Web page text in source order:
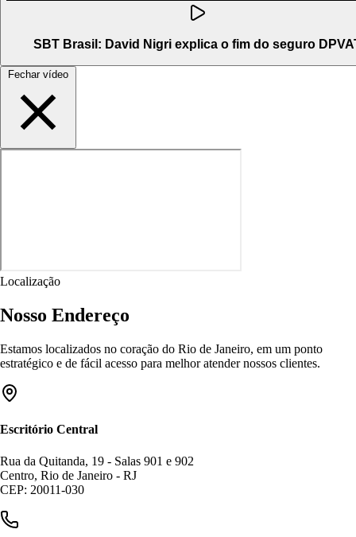
SBT Brasil: David Nigri explica o fim do seguro
Fechar vídeo
Localização
Nosso Endereço
Estamos localizados no coração do Rio de Janeiro, em um ponto
estratégico e de fácil acesso para melhor atender nossos clientes.
Escritório Central
Rua da Quitanda, 19 - Salas 901 e 902
Centro, Rio de Janeiro - RJ
CEP: 20011-030